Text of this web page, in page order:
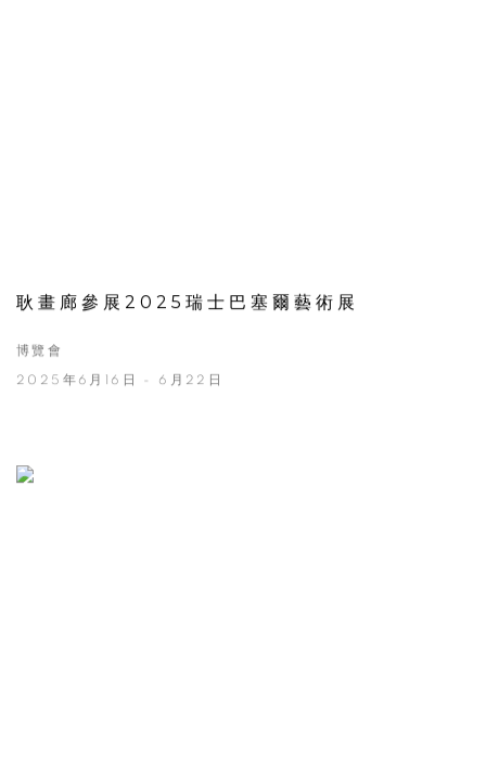
耿畫廊參展2025瑞士巴塞爾藝術展
博覽會
2025年6月16日 - 6月22日